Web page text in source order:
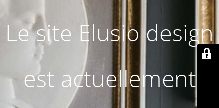
Le site Elusio design
est actuellement